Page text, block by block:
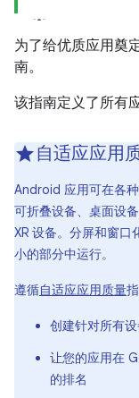
为了给优质应用奠
南。
该指南定义了所有
自适应应用
Android 应用可在各
可折叠设备、桌面设
XR 设备。分屏和窗口
小的部分中运行。
遵循自适应应用质量
创建针对所有
让您的应用在
的排名